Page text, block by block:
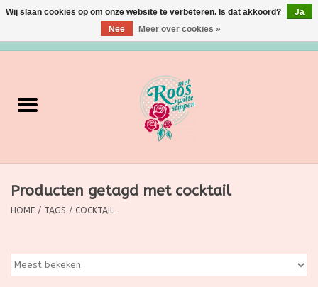
Verzorging
Grimeermateriaal
Huishoudartikelen
Producten getagd met cocktail
HOME / TAGS / COCKTAIL
Wij slaan cookies op om onze website te verbeteren. Is dat akkoord?
Ja
Nee
Meer over cookies »